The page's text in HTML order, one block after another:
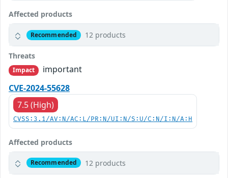
Affected products
Recommended 12 products
Threats
Impact
important
CVE-2024-55628
7.5 (High)
CVSS:3.1/AV:N/AC:L/PR:N/UI:N/S:U/C:N/I:N/A:H
Affected products
Recommended 12 products